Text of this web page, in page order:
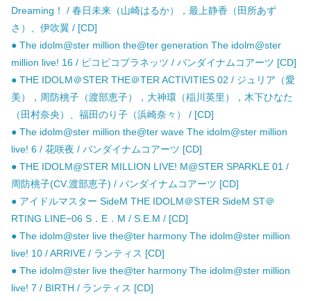
Dreaming！ / 春日未来（山崎はるか），最上静香（田所あず
さ）、伊吹翼 / [CD]
● The idolm@ster million the@ter generation The idolm@ster
million live! 16 / ピコピコプラネッツ / バンダイナムコアーツ [CD]
● THE IDOLM＠STER THE＠TER ACTIVITIES 02 / ジュリア（愛
美），周防桃子（渡部恵子），大神環（稲川英里），木下ひなた
（田村奈央）、福田のり子（浜崎奈々） / [CD]
● The idolm@ster million the@ter wave The idolm@ster million
live! 6 / 花咲夜 / バンダイナムコアーツ [CD]
● THE IDOLM@STER MILLION LIVE! M@STER SPARKLE 01 /
周防桃子(CV.渡部恵子) / バンダイナムコアーツ [CD]
● アイドルマスター SideM THE IDOLM＠STER SideM ST＠
RTING LINE−06 S．E．M / S.E.M / [CD]
● The idolm@ster live the@ter harmony The idolm@ster million
live! 10 / ARRIVE / ランティス [CD]
● The idolm@ster live the@ter harmony The idolm@ster million
live! 7 / BIRTH / ランティス [CD]